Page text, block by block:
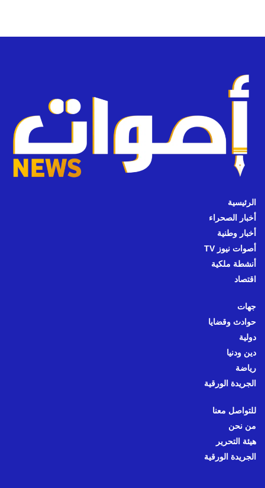
الرئيسية
أخبار الصحراء
أخبار وطنية
أصوات نيوز TV
أنشطة ملكية
اقتصاد
جهات
حوادث وقضايا
دولية
دين ودنيا
رياضة
الجريدة الورقية
للتواصل معنا
من نحن
هيئة التحرير
الجريدة الورقية